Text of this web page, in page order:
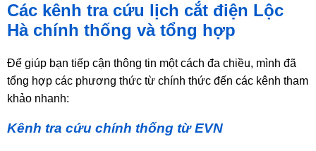
Các kênh tra cứu lịch cắt điện Lộc
Hà chính thống và tổng hợp
Để giúp bạn tiếp cận thông tin một cách đa chiều, mình đã
tổng hợp các phương thức từ chính thức đến các kênh tham
khảo nhanh:
Kênh tra cứu chính thống từ EVN